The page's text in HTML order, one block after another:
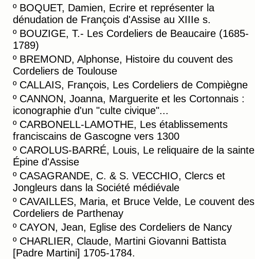
º BOQUET, Damien, Ecrire et représenter la
dénudation de François d'Assise au XIIIe s.
º BOUZIGE, T.- Les Cordeliers de Beaucaire (1685-
1789)
º BREMOND, Alphonse, Histoire du couvent des
Cordeliers de Toulouse
º CALLAIS, François, Les Cordeliers de Compiègne
º CANNON, Joanna, Marguerite et les Cortonnais :
iconographie d'un "culte civique"...
º CARBONELL-LAMOTHE, Les établissements
franciscains de Gascogne vers 1300
º CAROLUS-BARRÉ, Louis, Le reliquaire de la sainte
Épine d'Assise
º CASAGRANDE, C. & S. VECCHIO, Clercs et
Jongleurs dans la Société médiévale
º CAVAILLES, Maria, et Bruce Velde, Le couvent des
Cordeliers de Parthenay
º CAYON, Jean, Eglise des Cordeliers de Nancy
º CHARLIER, Claude, Martini Giovanni Battista
[Padre Martini] 1705-1784.